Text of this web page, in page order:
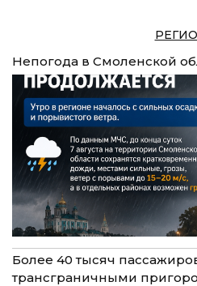
Непогода в Смоленской
Более 40 тысяч
трансграничными